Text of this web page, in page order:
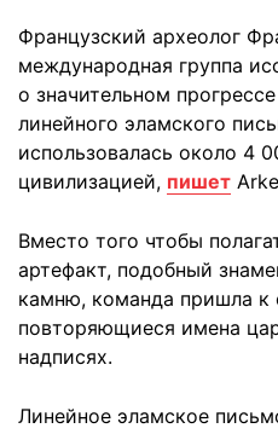
Французский археолог
международная группа
о значительном
линейного эламского
использовалась около 4
цивилизацией, пишет
Вместо того чтобы
артефакт, подобный
камню, команда пришла
повторяющиеся имена
надписях.
Линейное эламское